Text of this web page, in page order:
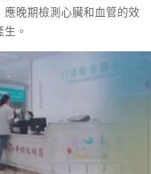
晚期檢測心臟和血管的效
。